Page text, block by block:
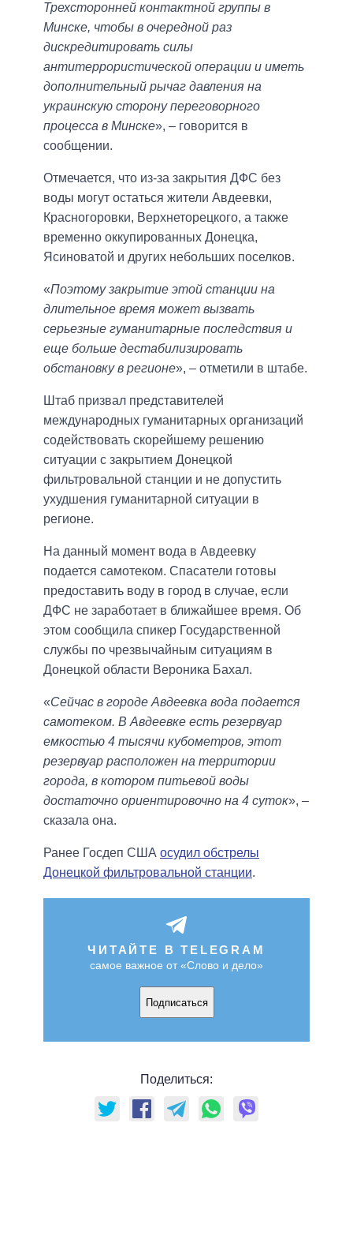
Трехсторонней контактной группы в
Минске, чтобы в очередной раз
дискредитировать силы
антитеррористической операции и иметь
дополнительный рычаг давления на
украинскую сторону переговорного
процесса в Минске», – говорится в
сообщении.
Отмечается, что из-за закрытия ДФС без
воды могут остаться жители Авдеевки,
Красногоровки, Верхнеторецкого, а также
временно оккупированных Донецка,
Ясиноватой и других небольших поселков.
«Поэтому закрытие этой станции на
длительное время может вызвать
серьезные гуманитарные последствия и
еще больше дестабилизировать
обстановку в регионе», – отметили в штабе.
Штаб призвал представителей
международных гуманитарных организаций
содействовать скорейшему решению
ситуации с закрытием Донецкой
фильтровальной станции и не допустить
ухудшения гуманитарной ситуации в
регионе.
На данный момент вода в Авдеевку
подается самотеком. Спасатели готовы
предоставить воду в город в случае, если
ДФС не заработает в ближайшее время. Об
этом сообщила спикер Государственной
службы по чрезвычайным ситуациям в
Донецкой области Вероника Бахал.
«Сейчас в городе Авдеевка вода подается
самотеком. В Авдеевке есть резервуар
емкостью 4 тысячи кубометров, этот
резервуар расположен на территории
города, в котором питьевой воды
достаточно ориентировочно на 4 суток», –
сказала она.
Ранее Госдеп США осудил обстрелы
Донецкой фильтровальной станции.
ЧИТАЙТЕ В TELEGRAM
самое важное от «Слово и дело»
Подписаться
Поделиться: